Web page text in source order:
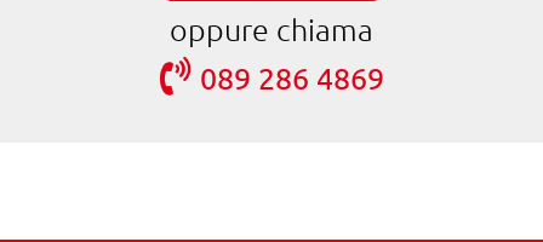
oppure chiama
089 286 4869